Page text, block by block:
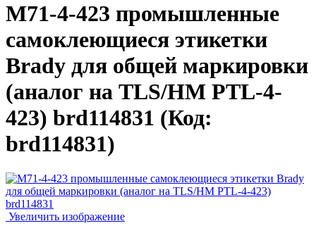
M71-4-423 промышленные
самоклеющиеся этикетки
Brady для общей маркировки
(аналог на TLS/HM PTL-4-
423) brd114831 (Код:
brd114831)
Увеличить изображение